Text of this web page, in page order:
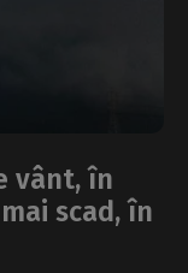
vânt, în
scad, în